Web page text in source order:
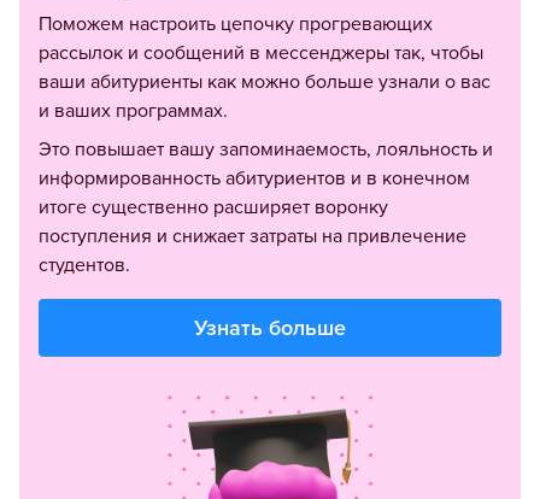
Поможем настроить цепочку прогревающих
рассылок и сообщений в мессенджеры так, чтобы
ваши абитуриенты как можно больше узнали о вас
и ваших программах.
Это повышает вашу запоминаемость, лояльность и
информированность абитуриентов и в конечном
итоге существенно расширяет воронку
поступления и снижает затраты на привлечение
студентов.
Узнать больше